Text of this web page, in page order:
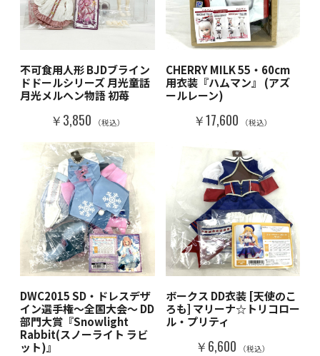
不可食用人形 BJDブライン
ドドールシリーズ 月光童話
月光メルヘン物語 初苺
￥3,850 （税込）
CHERRY MILK 55・60cm
用衣装『ハムマン』 (アズ
ールレーン)
￥17,600 （税込）
DWC2015 SD・ドレスデザ
イン選手権～全国大会～ DD
部門大賞『Snowlight
Rabbit(スノーライト ラビ
ット)』
ボークス DD衣装 [天使のこ
ろも] マリーナ☆トリコロー
ル・プリティ
￥6,600 （税込）